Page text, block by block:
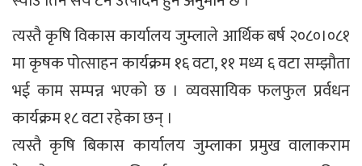
त्यस्तै कृषि विकास कार्यालय जुम्लाले आर्थिक बर्ष २०८०।०८१
मा कृषक पोत्साहन कार्यक्रम १६ वटा, ११ मध्य ६ वटा सम्झौता
भई काम सम्पन्न भएको छ । व्यवसायिक फलफुल प्रर्वधन
कार्यक्रम १८ वटा रहेका छन् ।
त्यस्तै कृषि बिकास कार्यालय जुम्लाका प्रमुख वालाकराम